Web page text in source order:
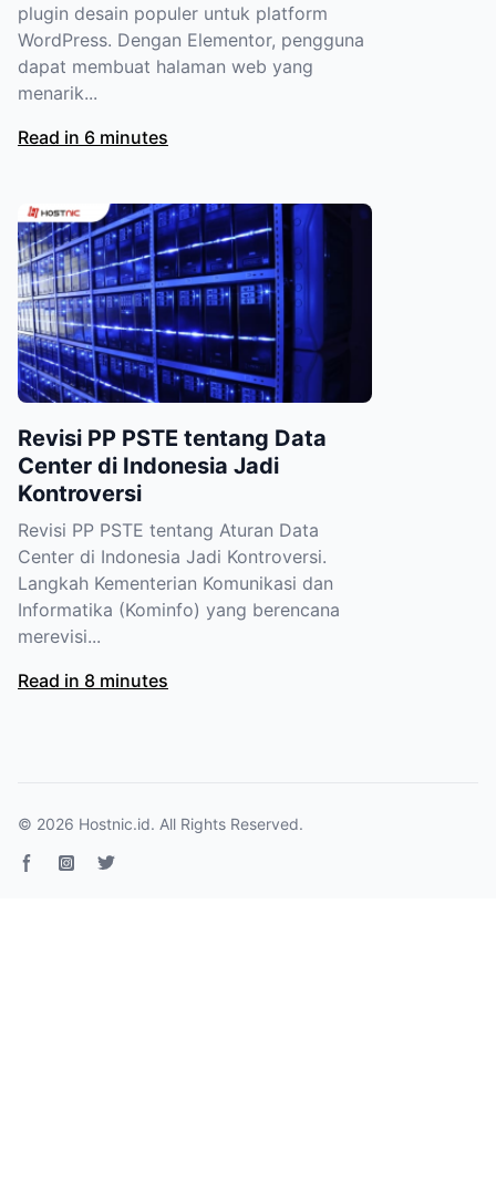
plugin desain populer untuk platform
WordPress. Dengan Elementor, pengguna
dapat membuat halaman web yang
menarik...
Read in 6 minutes
Revisi PP PSTE tentang Data
Center di Indonesia Jadi
Kontroversi
Revisi PP PSTE tentang Aturan Data
Center di Indonesia Jadi Kontroversi.
Langkah Kementerian Komunikasi dan
Informatika (Kominfo) yang berencana
merevisi...
Read in 8 minutes
© 2026 Hostnic.id. All Rights Reserved.